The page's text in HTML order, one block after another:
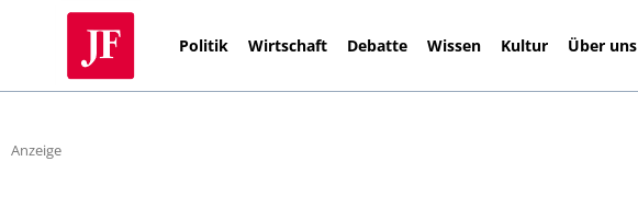
Politik Wirtschaft Debatte Wissen Kultur Über uns
Anzeige